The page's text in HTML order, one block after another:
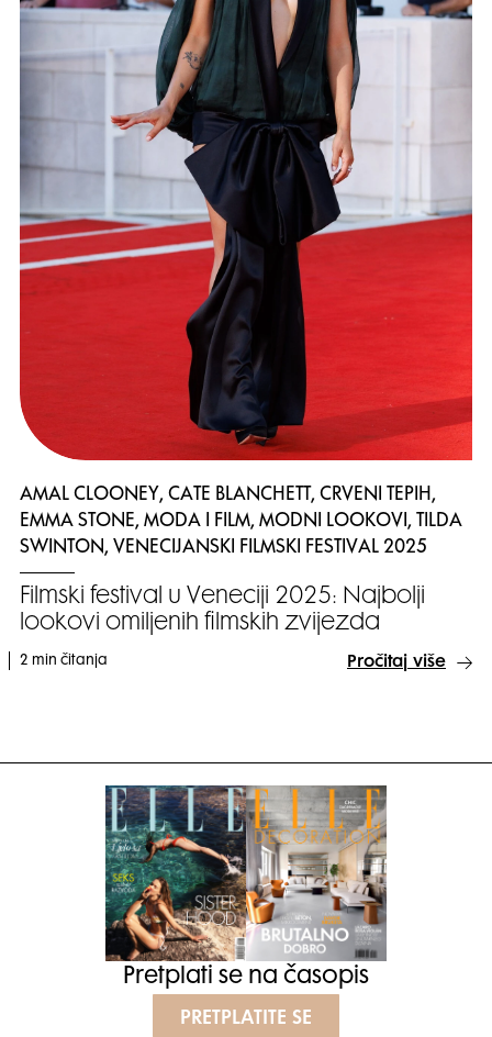
AMAL CLOONEY, CATE BLANCHETT, CRVENI TEPIH,
EMMA STONE, MODA I FILM, MODNI LOOKOVI, TILDA
SWINTON, VENECIJANSKI FILMSKI FESTIVAL 2025
Filmski festival u Veneciji 2025: Najbolji
lookovi omiljenih filmskih zvijezda
2 min čitanja Pročitaj više
Pretplati se na časopis
PRETPLATITE SE